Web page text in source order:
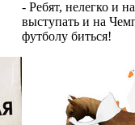
- Ребят, нелегко и
выступать и на
футболу биться!